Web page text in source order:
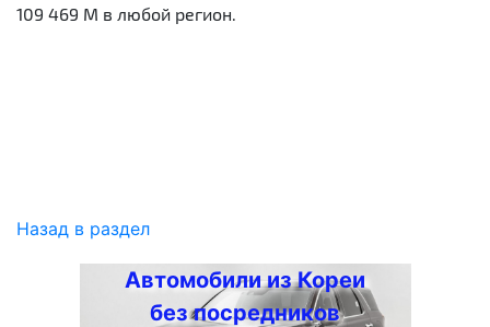
109 469 M в любой регион.
Назад в раздел
Автомобили из Кореи
без посредников